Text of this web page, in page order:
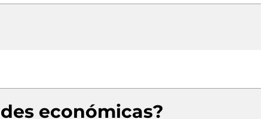
económicas?